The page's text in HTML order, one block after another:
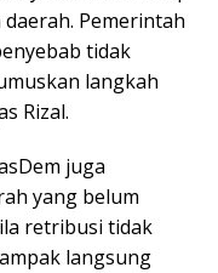
Pemerintah
tidak
langkah
Rizal.
juga
yang belum
retribusi tidak
langsung